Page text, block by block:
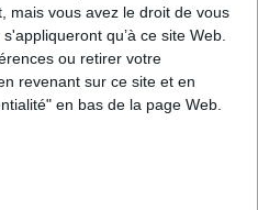
mais vous avez le droit de vous
qu’à ce site Web.
ou retirer votre
revenant sur ce site et en
en bas de la page Web.
à l’absence
autre activité de